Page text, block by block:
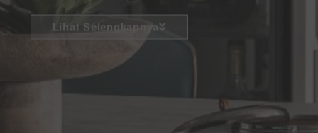
Lihat Selengkapnya